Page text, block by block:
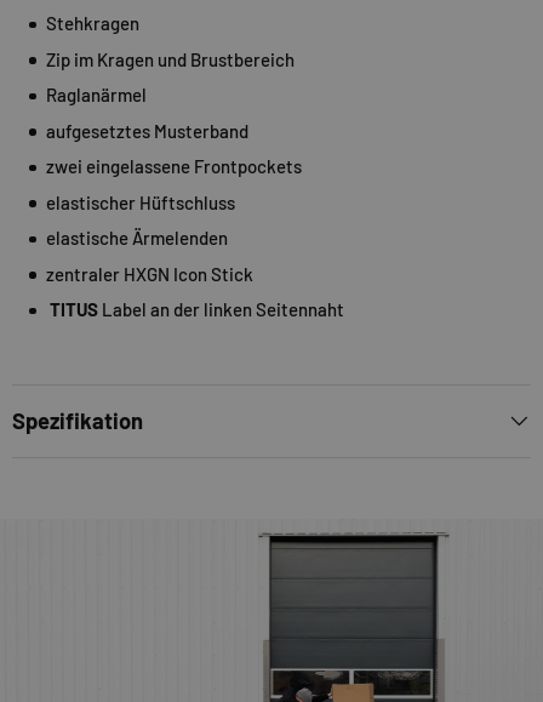
Stehkragen
Zip im Kragen und Brustbereich
Raglanärmel
aufgesetztes Musterband
zwei eingelassene Frontpockets
elastischer Hüftschluss
elastische Ärmelenden
zentraler HXGN Icon Stick
TITUSLabel an der linken Seitennaht
Spezifikation